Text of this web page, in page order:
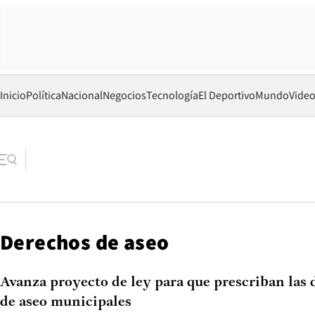
InicioPolíticaNacionalNegociosTecnologíaEl DeportivoMundo
Derechos de aseo
Avanza proyecto de ley para que prescriban las
de aseo municipales